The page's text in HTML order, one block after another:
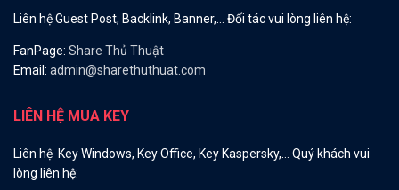
Liên hệ Guest Post, Backlink, Banner,… Đối tác vui lòng liên hệ:
FanPage: Share Thủ Thuật
Email: admin@sharethuthuat.com
LIÊN HỆ MUA KEY
Liên hệ Key Windows, Key Office, Key Kaspersky,… Quý khách vui
lòng liên hệ: